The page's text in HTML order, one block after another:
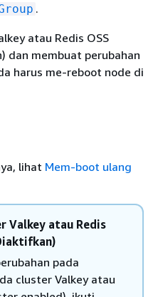
.
atau Redis OSS
dan membuat perubahan
harus me-reboot node di
lihat Mem-boot ulang
Valkey atau Redis
pada
cluster Valkey atau